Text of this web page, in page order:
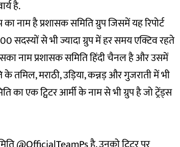
है.
नाम है प्रशासक समिति ग्रुप जिसमें यह रिपोर्ट
से भी ज्यादा ग्रुप में हर समय एक्टिव रहते
नाम प्रशासक समिति हिंदी चैनल है और उसमें
तमिल, मराठी, उड़िया, कन्नड़ और गुजराती में भी
का एक ट्विटर आर्मी के नाम से भी ग्रुप है जो ट्रेंड्स